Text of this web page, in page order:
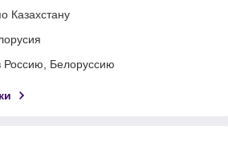
Казахстану
Россию, Белоруссию